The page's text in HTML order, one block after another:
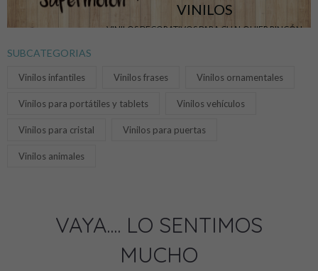
VINILOS
VINILOS DECORATIVOS PARA CUALQUIER RINCÓN
SUBCATEGORIAS
Vinilos infantiles Vinilos frases Vinilos ornamentales
Vinilos para portátiles y tablets Vinilos vehículos
Vinilos para cristal Vinilos para puertas
Vinilos animales
VAYA.... LO SENTIMOS
MUCHO